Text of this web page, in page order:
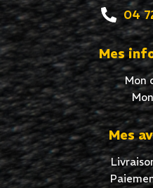
04
Mes
Mon
Mes